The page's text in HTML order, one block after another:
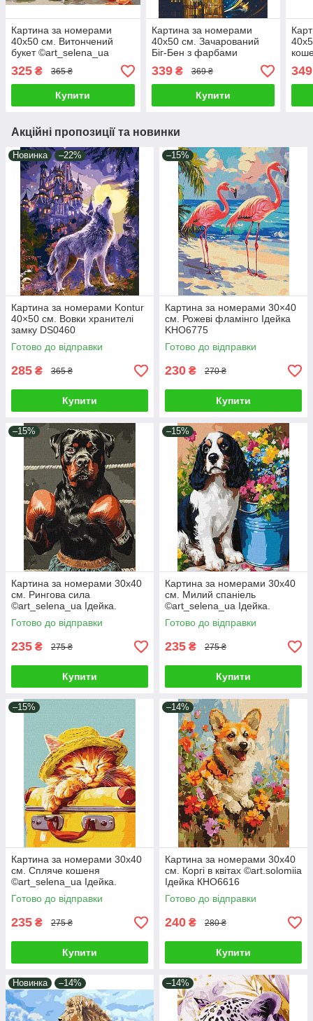
Картина за номерами
40х50 см. Витончений
букет ©art_selena_ua
325 ₴ 365 ₴
Купити
Картина за номерами
40х50 см. Зачарований
Біг-Бен з фарбами
339₴ 369 ₴
Купити
349
Акційні пропозиції та новинки
Новинка –22%
Картина за номерами Kontur
40×50 см. Вовки хранителі
замку DS0460
Готово до відправки
285 ₴ 365 ₴
Купити
–15%
Картина за номерами 30×40
см. Рожеві фламінго Ідейка
KHO6775
Готово до відправки
230 ₴ 270 ₴
Купити
–15%
Картина за номерами 30х40
см. Рингова сила
©art_selena_ua Ідейка.
KHO6647
Готово до відправки
235 ₴ 275 ₴
Купити
–15%
Картина за номерами 30х40
см. Милий спаніель
©art_selena_ua Ідейка.
KHO6672
Готово до відправки
235 ₴ 275 ₴
Купити
–15%
Картина за номерами 30х40
см. Спляче кошеня
©art_selena_ua Ідейка.
KHO6612
Готово до відправки
235 ₴ 275 ₴
Купити
–14%
Картина за номерами 30х40
см. Коргі в квітах ©art.solomiia
Ідейка КНО6616
Готово до відправки
240 ₴ 280 ₴
Купити
Новинка –14% –14%